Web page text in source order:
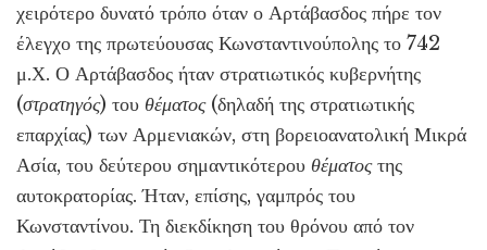
χειρότερο δυνατό τρόπο όταν ο Αρτάβασδος πήρε τον
έλεγχο της πρωτεύουσας Κωνσταντινούπολης το 742
μ.Χ. Ο Αρτάβασδος ήταν στρατιωτικός κυβερνήτης
(στρατηγός) του θέματος (δηλαδή της στρατιωτικής
επαρχίας) των Αρμενιακών, στη βορειοανατολική Μικρά
Ασία, του δεύτερου σημαντικότερου θέματοςτης
αυτοκρατορίας. Ήταν, επίσης, γαμπρός του
Κωνσταντίνου. Τη διεκδίκηση του θρόνου από τον